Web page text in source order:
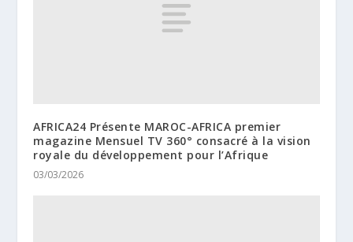
AFRICA24 Présente MAROC-AFRICA premier
magazine Mensuel TV 360° consacré à la vision
royale du développement pour l’Afrique
03/03/2026